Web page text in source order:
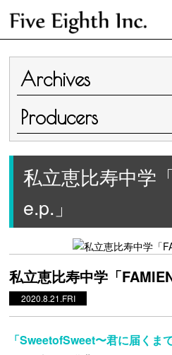
Archives
Producers
私立恵比寿中学
e.p.」
私立恵比寿中学「
2020.8.21.FRI
「SweetofSweet〜君に届くま